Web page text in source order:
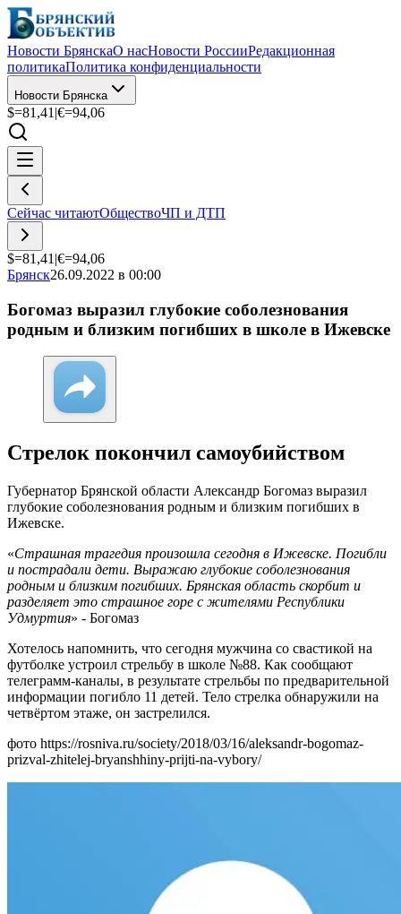
Новости БрянскаО насНовости РоссииРедакционная
политикаПолитика конфиденциальности
Новости Брянска
$=81,41 |€=94,06
Сейчас читаютОбществоЧП и ДТП
$=81,41 |€=94,06
Брянск26.09.2022 в 00:00
Богомаз выразил глубокие соболезнования
родным и близким погибших в школе в Ижевске
Стрелок покончил самоубийством
Губернатор Брянской области Александр Богомаз выразил
глубокие соболезнования родным и близким погибших в
Ижевске.
«Страшная трагедия произошла сегодня в Ижевске. Погибли
и пострадали дети. Выражаю глубокие соболезнования
родным и близким погибших. Брянская область скорбит и
разделяет это страшное горе с жителями Республики
Удмуртия» - Богомаз
Хотелось напомнить, что сегодня мужчина со свастикой на
футболке устроил стрельбу в школе №88. Как сообщают
телеграмм-каналы, в результате стрельбы по предварительной
информации погибло 11 детей. Тело стрелка обнаружили на
четвёртом этаже, он застрелился.
фото https://rosniva.ru/society/2018/03/16/aleksandr-bogomaz-
prizval-zhitelej-bryanshhiny-prijti-na-vybory/